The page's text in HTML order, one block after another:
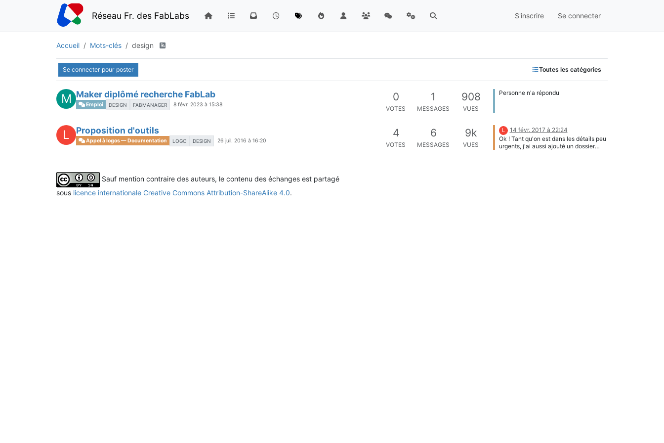
Réseau Fr. des FabLabs S'inscrire Se connecter
Accueil Mots-clés design
Se connecter pour poster Toutes les catégories
M Maker diplômé recherche FabLab
Emploi DESIGN FABMANAGER 8 févr. 2023 à 15:38
0
VOTES
1
MESSAGES
908
VUES
Personne n'a répondu
L Proposition d'outils
Appel à logos — Documentation LOGO DESIGN 26 juil. 2016 à 16:20
4
VOTES
6
MESSAGES
9k
VUES
L
14 févr. 2017 à 22:24
Ok ! Tant qu'on est dans les détails peu
urgents, j'ai aussi ajouté un dossier
Sauf mention contraire des auteurs, le contenu des échanges est partagé
sous licence internationale Creative Commons Attribution-ShareAlike 4.0.